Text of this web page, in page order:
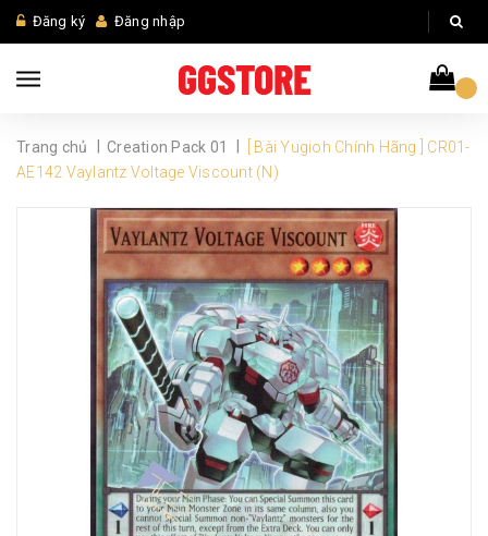
Đăng ký Đăng nhập
Trang chủ Creation Pack 01
[ Bài Yugioh Chính Hãng ] CR01-
AE142 Vaylantz Voltage Viscount (N)